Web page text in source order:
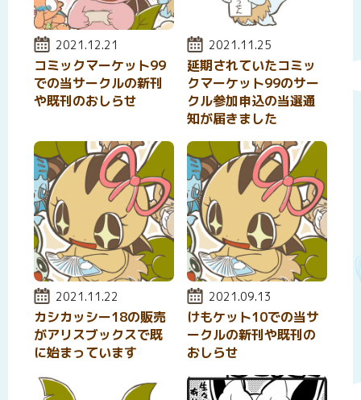
投稿日:
2021.12.21
コミックマーケット99
での当サークルの新刊
や既刊のおしらせ
投稿日:
2021.11.25
延期されていたコミッ
クマーケット99のサー
クル参加申込の当選通
知が届きました
投稿日:
2021.11.22
カシカッシー18の販売
がアリスブックスで既
に始まっています
投稿日:
2021.09.13
けもケット10での当サ
ークルの新刊や既刊の
おしらせ